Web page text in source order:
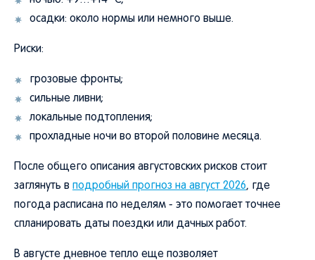
осадки: около нормы или немного выше.
Риски:
грозовые фронты;
сильные ливни;
локальные подтопления;
прохладные ночи во второй половине месяца.
После общего описания августовских рисков стоит
заглянуть в подробный прогноз на август 2026, где
погода расписана по неделям - это помогает точнее
спланировать даты поездки или дачных работ.
В августе дневное тепло еще позволяет